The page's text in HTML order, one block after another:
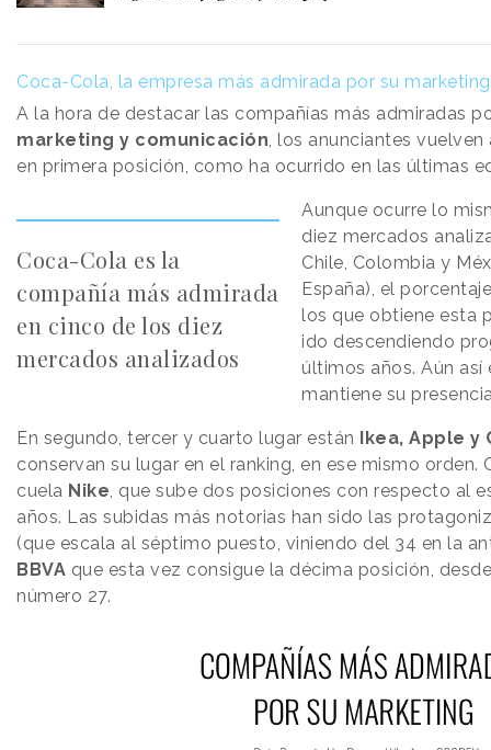
Coca-Cola, la empresa más admirada por su marketing
A la hora de destacar las compañías más admiradas
marketing y comunicación, los anunciantes
en primera posición, como ha ocurrido en las últimas
Coca-Cola es la
compañía más admirada
en cinco de los diez
mercados analizados
Aunque ocurre lo
diez mercados
Chile, Colombia y
España), el
los que obtiene esta
ido descendiendo
últimos años. Aún
mantiene su
En segundo, tercer y cuarto lugar están
Ikea, Apple
conservan su lugar en el ranking, en ese mismo orden.
cuela Nike, que sube dos posiciones con respecto al
años. Las subidas más notorias han sido las
(que escala al séptimo puesto, viniendo del 34 en la
BBVA que esta vez consigue la décima posición,
número 27.